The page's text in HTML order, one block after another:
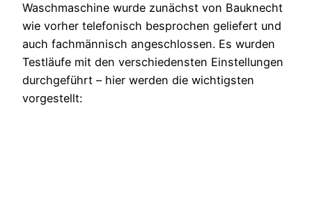
Waschmaschine wurde zunächst von Bauknecht
wie vorher telefonisch besprochen geliefert und
auch fachmännisch angeschlossen. Es wurden
Testläufe mit den verschiedensten Einstellungen
durchgeführt – hier werden die wichtigsten
vorgestellt: